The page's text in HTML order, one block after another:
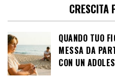
CRESCITA
QUANDO TUO
MESSA DA
CON UN